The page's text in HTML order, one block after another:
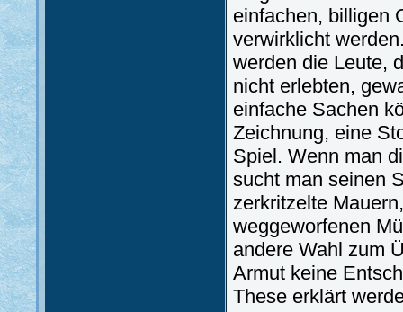
einfachen, billigen
verwirklicht
werden die Leute,
nicht erlebten,
einfache Sachen
Zeichnung, eine
Spiel. Wenn man
sucht man seinen
zerkritzelte
weggeworfenen
andere Wahl zum
Armut keine
These erklärt